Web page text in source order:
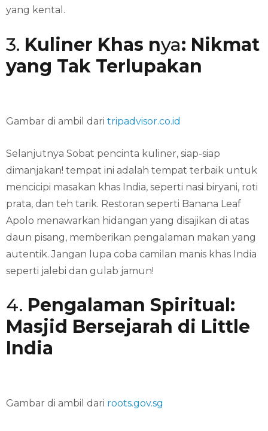
yang kental.
3. Kuliner Khas nya: Nikmat
yang Tak Terlupakan
Gambar di ambil dari tripadvisor.co.id
Selanjutnya Sobat pencinta kuliner, siap-siap
dimanjakan! tempat ini adalah tempat terbaik untuk
mencicipi masakan khas India, seperti nasi biryani, roti
prata, dan teh tarik. Restoran seperti Banana Leaf
Apolo menawarkan hidangan yang disajikan di atas
daun pisang, memberikan pengalaman makan yang
autentik. Jangan lupa coba camilan manis khas India
seperti jalebi dan gulab jamun!
4. Pengalaman Spiritual:
Masjid Bersejarah di Little
India
Gambar di ambil dari roots.gov.sg